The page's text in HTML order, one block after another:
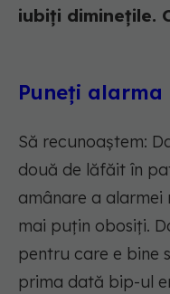
iubiți diminețile.
Puneți
Să recunoaștem:
două de lăfăit în
amânare a
mai puțin obosiți.
pentru care e bine
prima dată bip-ul